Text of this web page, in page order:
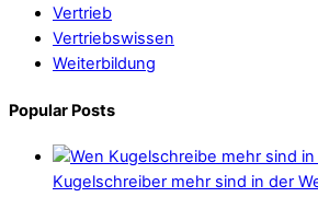
Vertrieb
Vertriebswissen
Weiterbildung
Popular Posts
Kugelschreiber mehr sind in der